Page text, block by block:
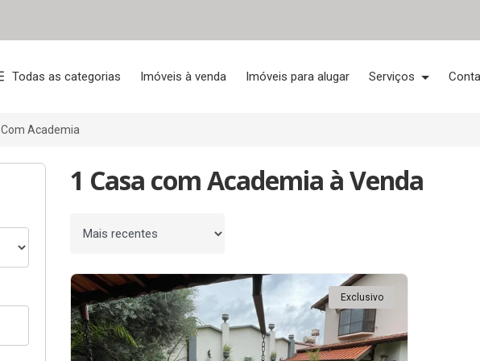
Todas as categorias Imóveis à venda Imóveis para alugar Serviços
Com Academia
1 Casa com Academia à Venda
Ordenar por
Exclusivo